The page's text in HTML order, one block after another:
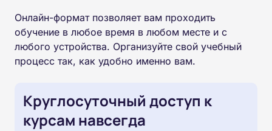
Онлайн-формат позволяет вам проходить
обучение в любое время в любом месте и с
любого устройства. Организуйте свой учебный
процесс так, как удобно именно вам.
Круглосуточный доступ к
курсам навсегда